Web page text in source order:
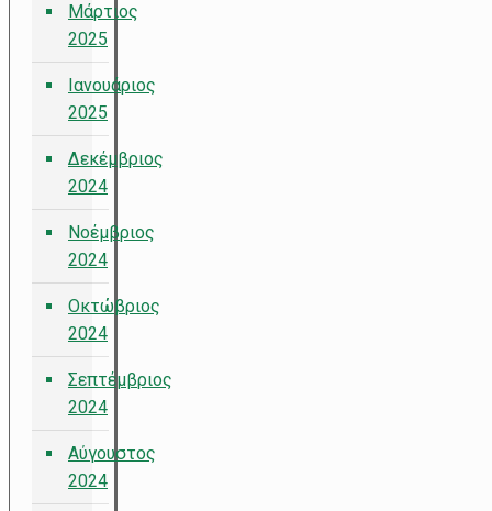
Μάρτιος
2025
Ιανουάριος
2025
Δεκέμβριος
2024
Νοέμβριος
2024
Οκτώβριος
2024
Σεπτέμβριος
2024
Αύγουστος
2024